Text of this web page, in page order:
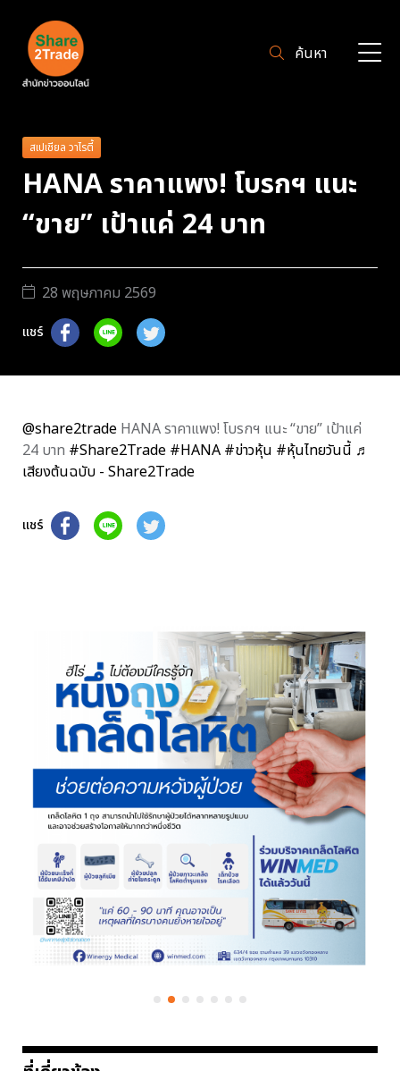
ค้นหา
สเปเชียล วาไรตี้
HANA ราคาแพง! โบรกฯ แนะ
“ขาย” เป้าแค่ 24 บาท
28 พฤษภาคม 2569
แชร์
@share2trade HANA ราคาแพง! โบรกฯ แนะ “ขาย” เป้าแค่
24 บาท #Share2Trade #HANA #ข่าวหุ้น #หุ้นไทยวันนี้ ♬
เสียงต้นฉบับ - Share2Trade
แชร์